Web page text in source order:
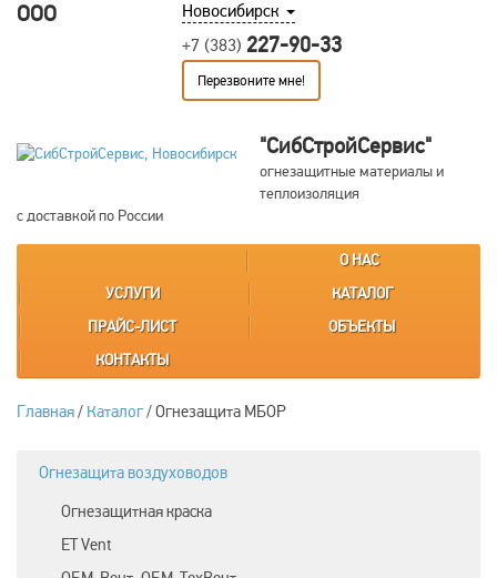
Новосибирск
+7 (383) 227-90-33
Перезвоните мне!
ООО
"СибСтройСервис"
огнезащитные материалы и
теплоизоляция
с доставкой по России
О НАС
УСЛУГИ
КАТАЛОГ
ПРАЙС-ЛИСТ
ОБЪЕКТЫ
КОНТАКТЫ
Главная/ Каталог/Огнезащита МБОР
Огнезащита воздуховодов
Огнезащитная краска
ET Vent